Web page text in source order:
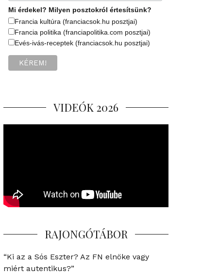
Mi érdekel? Milyen posztokról értesítsünk?
Francia kultúra (franciacsok.hu posztjai)
Francia politika (franciapolitika.com posztjai)
Evés-ivás-receptek (franciacsok.hu posztjai)
VIDEÓK 2026
RAJONGÓTÁBOR
“Ki az a Sós Eszter? Az FN elnöke vagy
miért autentikus?”